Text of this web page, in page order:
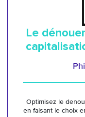
Le
Optimisez le
en faisant le choix